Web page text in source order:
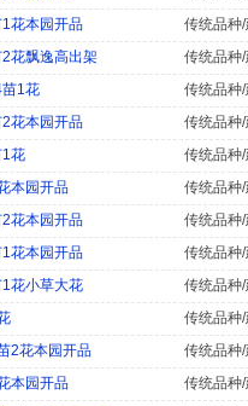
花本园开品
传统品种
花飘逸高出架
传统品种
1花
传统品种
花本园开品
传统品种
花
传统品种
本园开品
传统品种
花本园开品
传统品种
花本园开品
传统品种
花小草大花
传统品种
传统品种
2花本园开品
传统品种
本园开品
传统品种